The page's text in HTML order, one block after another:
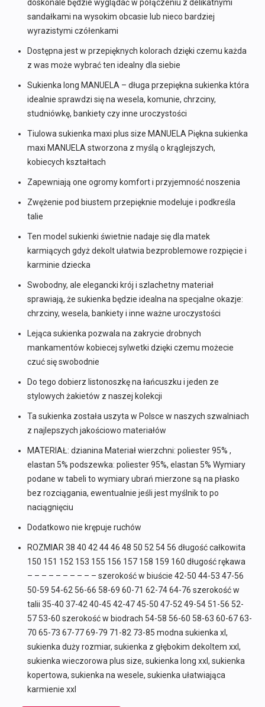
doskonale będzie wyglądać w połączeniu z delikatnymi
sandałkami na wysokim obcasie lub nieco bardziej
wyrazistymi czółenkami
Dostępna jest w przepięknych kolorach dzięki czemu każda
z was może wybrać ten idealny dla siebie
Sukienka long MANUELA – długa przepiękna sukienka która
idealnie sprawdzi się na wesela, komunie, chrzciny,
studniówkę, bankiety czy inne uroczystości
Tiulowa sukienka maxi plus size MANUELA Piękna sukienka
maxi MANUELA stworzona z myślą o krąglejszych,
kobiecych kształtach
Zapewniają one ogromy komfort i przyjemność noszenia
Zwężenie pod biustem przepięknie modeluje i podkreśla
talie
Ten model sukienki świetnie nadaje się dla matek
karmiących gdyż dekolt ułatwia bezproblemowe rozpięcie i
karminie dziecka
Swobodny, ale elegancki krój i szlachetny materiał
sprawiają, że sukienka będzie idealna na specjalne okazje:
chrzciny, wesela, bankiety i inne ważne uroczystości
Lejąca sukienka pozwala na zakrycie drobnych
mankamentów kobiecej sylwetki dzięki czemu możecie
czuć się swobodnie
Do tego dobierz listonoszkę na łańcuszku i jeden ze
stylowych żakietów z naszej kolekcji
Ta sukienka została uszyta w Polsce w naszych szwalniach
z najlepszych jakościowo materiałów
MATERIAŁ: dzianina Materiał wierzchni: poliester 95% ,
elastan 5% podszewka: poliester 95%, elastan 5% Wymiary
podane w tabeli to wymiary ubrań mierzone są na płasko
bez rozciągania, ewentualnie jeśli jest myślnik to po
naciągnięciu
Dodatkowo nie krępuje ruchów
ROZMIAR 38 40 42 44 46 48 50 52 54 56 długość całkowita
150 151 152 153 155 156 157 158 159 160 długość rękawa
– – – – – – – – – – szerokość w biuście 42-50 44-53 47-56
50-59 54-62 56-66 58-69 60-71 62-74 64-76 szerokość w
talii 35-40 37-42 40-45 42-47 45-50 47-52 49-54 51-56 52-
57 53-60 szerokość w biodrach 54-58 56-60 58-63 60-67 63-
70 65-73 67-77 69-79 71-82 73-85 modna sukienka xl,
sukienka duży rozmiar, sukienka z głębokim dekoltem xxl,
sukienka wieczorowa plus size, sukienka long xxl, sukienka
kopertowa, sukienka na wesele, sukienka ułatwiająca
karmienie xxl